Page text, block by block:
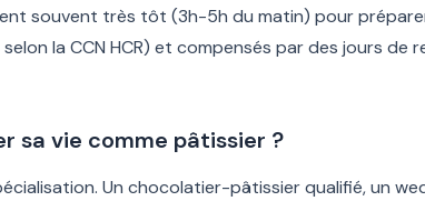
souvent très tôt (3h-5h du matin) pour
la CCN HCR) et compensés par des jours
sa vie comme pâtissier ?
Un chocolatier-pâtissier qualifié, un